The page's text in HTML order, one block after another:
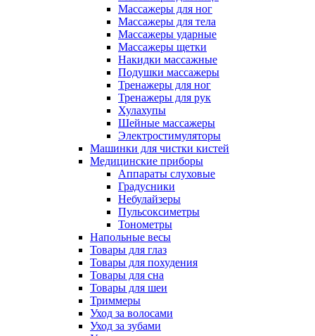
Массажеры для ног
Массажеры для тела
Массажеры ударные
Массажеры щетки
Накидки массажные
Подушки массажеры
Тренажеры для ног
Тренажеры для рук
Хулахупы
Шейные массажеры
Электростимуляторы
Машинки для чистки кистей
Медицинские приборы
Аппараты слуховые
Градусники
Небулайзеры
Пульсоксиметры
Тонометры
Напольные весы
Товары для глаз
Товары для похудения
Товары для сна
Товары для шеи
Триммеры
Уход за волосами
Уход за зубами